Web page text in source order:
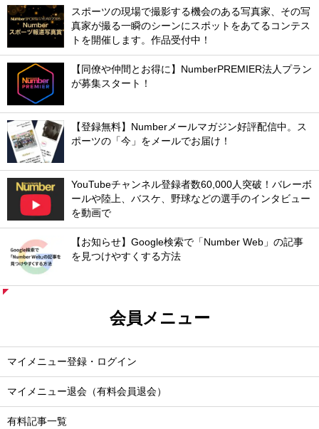
スポーツの現場で撮影する機会のある写真家、その写
真家が撮る一瞬のシーンにスポットをあてるコンテス
トを開催します。作品受付中！
【同僚や仲間とお得に】NumberPREMIER法人プラン
が募集スタート！
【登録無料】Numberメールマガジン好評配信中。ス
ポーツの「今」をメールでお届け！
YouTubeチャンネル登録者数60,000人突破！バレーボ
ールや陸上、バスケ、野球などの選手のインタビュー
を動画で
【お知らせ】Google検索で「Number Web」の記事
を見つけやすくする方法
会員メニュー
マイメニュー登録・ログイン
マイメニュー退会（有料会員退会）
有料記事一覧